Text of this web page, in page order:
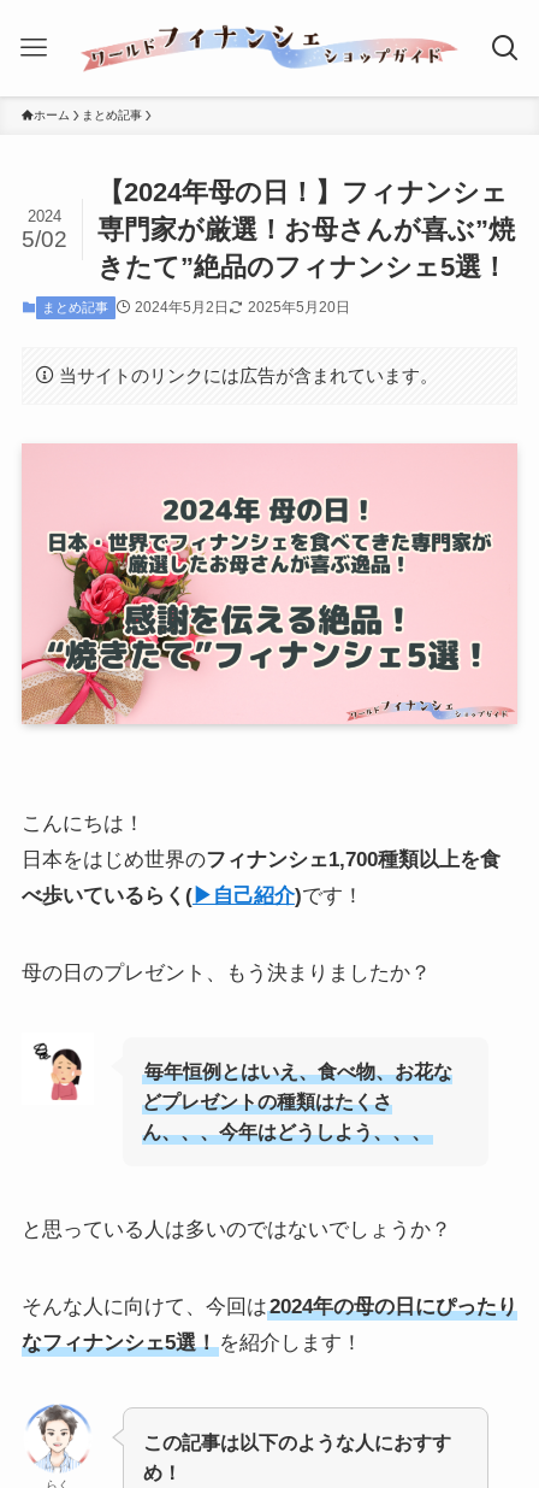
ホーム まとめ記事
【2024年母の日！】フィナンシェ
専門家が厳選！お母さんが喜ぶ”焼
きたて”絶品のフィナンシェ5選！
2024
5/02
まとめ記事 2024年5月2日 2025年5月20日
当サイトのリンクには広告が含まれています。
こんにちは！
日本をはじめ世界のフィナンシェ1,700種類以上を食
べ歩いている らく (▶︎自己紹介)です！
母の日のプレゼント、もう決まりましたか？
毎年恒例とはいえ、食べ物、お花な
どプレゼントの種類はたくさ
ん、、、今年はどうしよう、、、
と思っている人は多いのではないでしょうか？
そんな人に向けて、今回は2024年の母の日にぴったり
なフィナンシェ5選！を紹介します！
らく
この記事は以下のような人におすす
め！